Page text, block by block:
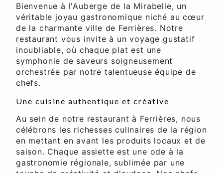
Bienvenue à l'Auberge de la Mirabelle, un
véritable joyau gastronomique niché au cœur
de la charmante ville de Ferrières. Notre
restaurant vous invite à un voyage gustatif
inoubliable, où chaque plat est une
symphonie de saveurs soigneusement
orchestrée par notre talentueuse équipe de
chefs.
Une cuisine authentique et créative
Au sein de notre restaurant à Ferrières, nous
célébrons les richesses culinaires de la région
en mettant en avant les produits locaux et de
saison. Chaque assiette est une ode à la
gastronomie régionale, sublimée par une